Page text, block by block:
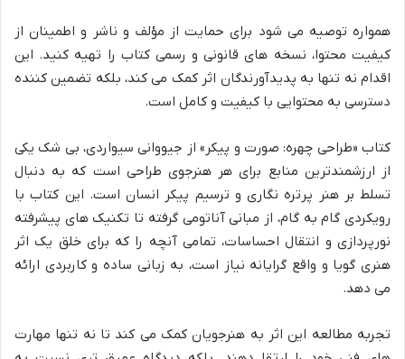
همواره توصیه می شود برای حمایت از مؤلف و ناشر و اطمینان از
کیفیت محتوا، نسخه های قانونی و رسمی کتاب را تهیه کنید. این
اقدام نه تنها به پدیدآورندگان اثر کمک می کند، بلکه تضمین کننده
دسترسی به محتوایی با کیفیت و کامل است.
کتاب «طراحی چهره: صورت و پیکر» از جیووانی سیواردی، بی شک یکی
از ارزشمندترین منابع برای هر هنرجوی طراحی است که به دنبال
تسلط بر هنر پرتره نگاری و ترسیم پیکر انسان است. این کتاب با
رویکردی گام به گام، از مبانی آناتومی گرفته تا تکنیک های پیشرفته
نورپردازی و انتقال احساسات، تمامی آنچه را که برای خلق یک اثر
هنری گویا و واقع گرایانه نیاز است، به زبانی ساده و کاربردی ارائه
می دهد.
تجربه مطالعه این اثر به هنرجویان کمک می کند تا نه تنها مهارت